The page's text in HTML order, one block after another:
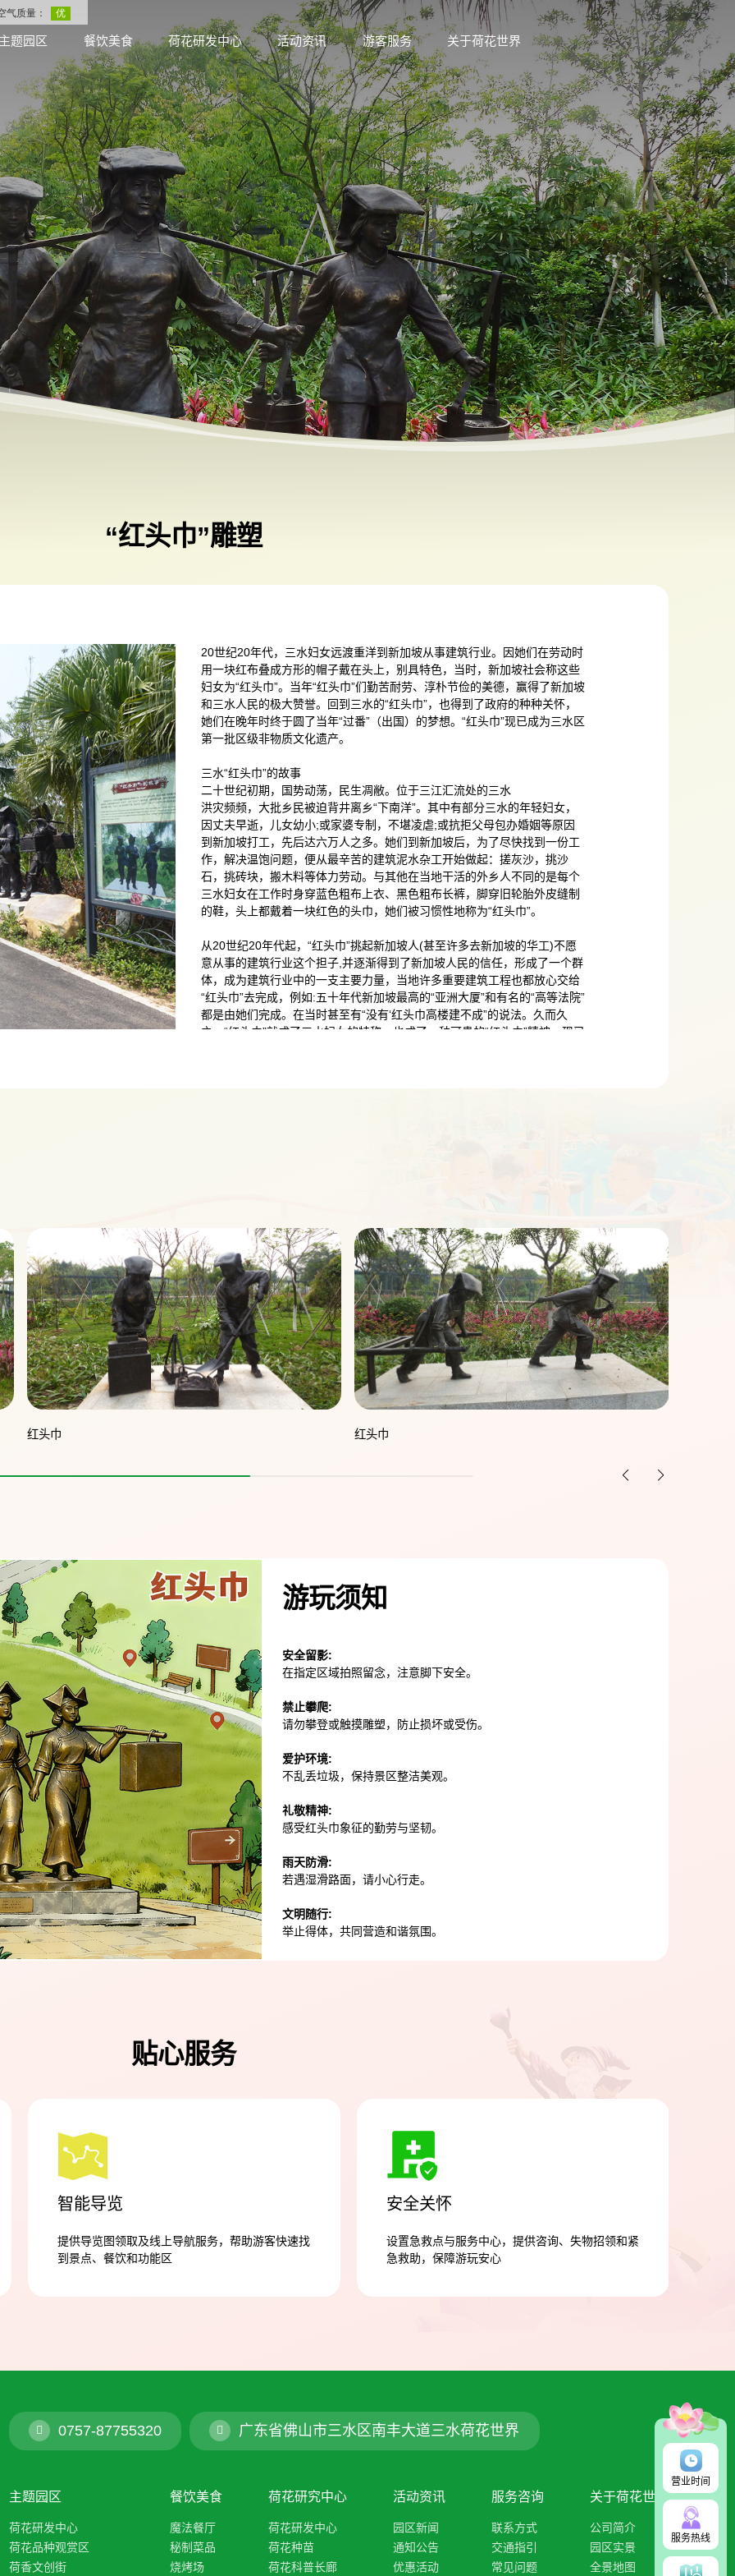
题园区 餐饮美食 荷花研发中心 活动资讯 游客服务 关于荷花世界
“红头巾”雕塑
20世纪20年代，三水妇女远渡重洋到新加坡从事建筑行业。因她们在劳动时
用一块红布叠成方形的帽子戴在头上，别具特色，当时，新加坡社会称这些
妇女为“红头巾”。当年“红头巾”们勤苦耐劳、淳朴节俭的美德，赢得了新加坡
和三水人民的极大赞誉。回到三水的“红头巾”，也得到了政府的种种关怀，
她们在晚年时终于圆了当年“过番”（出国）的梦想。“红头巾”现已成为三水区
第一批区级非物质文化遗产。
三水“红头巾”的故事
二十世纪初期，国势动荡，民生凋敝。位于三江汇流处的三水
洪灾频频，大批乡民被迫背井离乡“下南洋”。其中有部分三水的年轻妇女，
因丈夫早逝，儿女幼小;或家婆专制，不堪凌虐;或抗拒父母包办婚姻等原因
到新加坡打工，先后达六万人之多。她们到新加坡后，为了尽快找到一份工
作，解决温饱问题，便从最辛苦的建筑泥水杂工开始做起：搓灰沙，挑沙
石，挑砖块，搬木料等体力劳动。与其他在当地干活的外乡人不同的是每个
三水妇女在工作时身穿蓝色粗布上衣、黑色粗布长裤，脚穿旧轮胎外皮缝制
的鞋，头上都戴着一块红色的头巾，她们被习惯性地称为“红头巾”。
从20世纪20年代起，“红头巾”挑起新加坡人(甚至许多去新加坡的华工)不愿
意从事的建筑行业这个担子,并逐渐得到了新加坡人民的信任，形成了一个群
体，成为建筑行业中的一支主要力量，当地许多重要建筑工程也都放心交给
“红头巾”去完成，例如:五十年代新加坡最高的“亚洲大厦”和有名的“高等法院”
都是由她们完成。在当时甚至有“没有‘红头巾高楼建不成”的说法。久而久
之，“红头巾”就成了三水妇女的特称，也成了一种可贵的“红头巾”精神，现已
红头巾 红头巾
游玩须知
安全留影:
在指定区域拍照留念，注意脚下安全。
禁止攀爬:
请勿攀登或触摸雕塑，防止损坏或受伤。
爱护环境:
不乱丢垃圾，保持景区整洁美观。
礼敬精神:
感受红头巾象征的勤劳与坚韧。
雨天防滑:
若遇湿滑路面，请小心行走。
文明随行:
举止得体，共同营造和谐氛围。
贴心服务
智能导览
提供导览图领取及线上导航服务，帮助游客快速找
到景点、餐饮和功能区
安全关怀
设置急救点与服务中心，提供咨询、失物招领和紧
急救助，保障游玩安心
0757-87755320 广东省佛山市三水区南丰大道三水荷花世界
主题园区
荷花研发中心
荷花品种观赏区
荷香文创街
餐饮美食
魔法餐厅
秘制菜品
烧烤场
荷花研究中心
荷花研发中心
荷花种苗
荷花科普长廊
活动资讯
园区新闻
通知公告
优惠活动
服务咨询
联系方式
交通指引
常见问题
关于荷花世界
公司简介
园区实景
全景地图
营业时间
服务热线